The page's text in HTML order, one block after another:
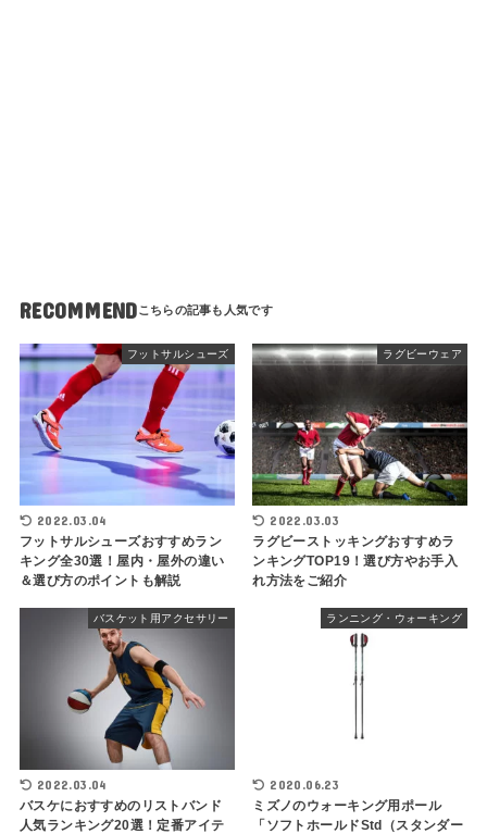
RECOMMEND
フットサルシューズ
2022.03.04
フットサルシューズおすすめラン
キング全30選！屋内・屋外の違い
＆選び方のポイントも解説
ラグビーウェア
2022.03.03
ラグビーストッキングおすすめラ
ンキングTOP19！選び方やお手入
れ方法をご紹介
バスケット用アクセサリー
2022.03.04
バスケにおすすめのリストバンド
人気ランキング20選！定番アイテ
ランニング・ウォーキング
2020.06.23
ミズノのウォーキング用ポール
「ソフトホールドStd（スタンダー